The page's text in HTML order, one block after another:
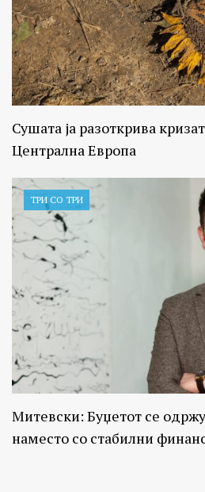
Сушата ја разоткрива
Централна Европа
ТРИ СО ТРИ
Митевски: Буџетот се
наместо со стабилни